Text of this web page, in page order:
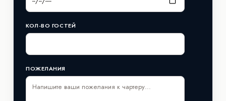
КОЛ-ВО ГОСТЕЙ
ПОЖЕЛАНИЯ